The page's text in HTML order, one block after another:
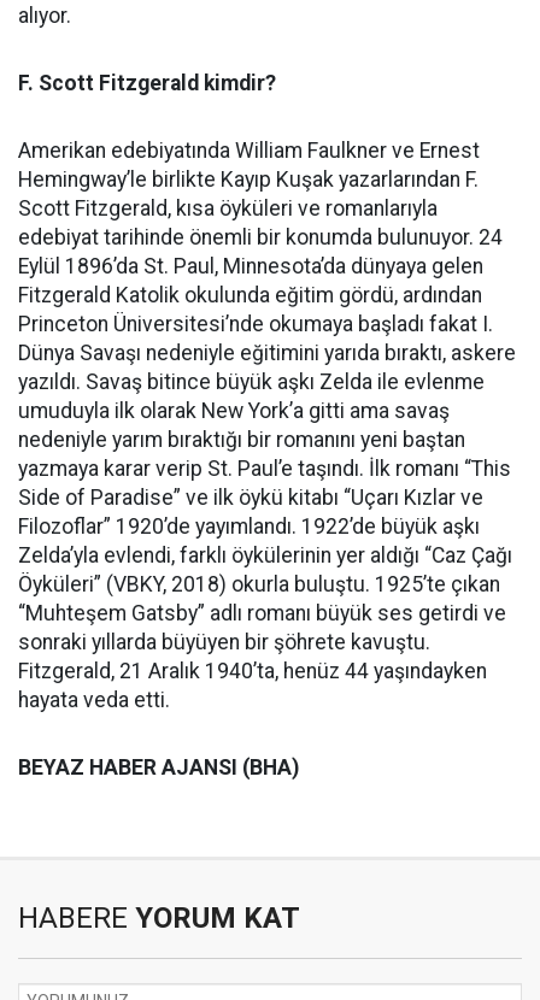
alıyor.
F. Scott Fitzgerald kimdir?
Amerikan edebiyatında William Faulkner ve Ernest
Hemingway’le birlikte Kayıp Kuşak yazarlarından F.
Scott Fitzgerald, kısa öyküleri ve romanlarıyla
edebiyat tarihinde önemli bir konumda bulunuyor. 24
Eylül 1896’da St. Paul, Minnesota’da dünyaya gelen
Fitzgerald Katolik okulunda eğitim gördü, ardından
Princeton Üniversitesi’nde okumaya başladı fakat I.
Dünya Savaşı nedeniyle eğitimini yarıda bıraktı, askere
yazıldı. Savaş bitince büyük aşkı Zelda ile evlenme
umuduyla ilk olarak New York’a gitti ama savaş
nedeniyle yarım bıraktığı bir romanını yeni baştan
yazmaya karar verip St. Paul’e taşındı. İlk romanı “This
Side of Paradise” ve ilk öykü kitabı “Uçarı Kızlar ve
Filozoflar” 1920’de yayımlandı. 1922’de büyük aşkı
Zelda’yla evlendi, farklı öykülerinin yer aldığı “Caz Çağı
Öyküleri” (VBKY, 2018) okurla buluştu. 1925’te çıkan
“Muhteşem Gatsby” adlı romanı büyük ses getirdi ve
sonraki yıllarda büyüyen bir şöhrete kavuştu.
Fitzgerald, 21 Aralık 1940’ta, henüz 44 yaşındayken
hayata veda etti.
BEYAZ HABER AJANSI (BHA)
HABERE YORUM KAT